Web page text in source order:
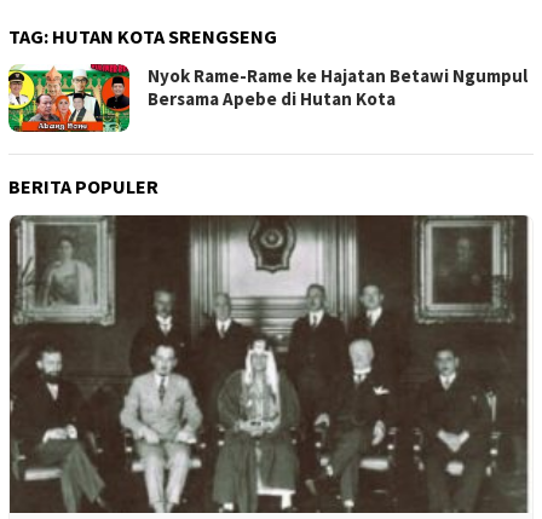
TAG: HUTAN KOTA SRENGSENG
Nyok Rame-Rame ke Hajatan Betawi Ngumpul
Bersama Apebe di Hutan Kota
BERITA POPULER